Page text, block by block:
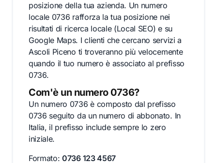
posizione della tua azienda. Un numero
locale 0736 rafforza la tua posizione nei
risultati di ricerca locale (Local SEO) e su
Google Maps. I clienti che cercano servizi a
Ascoli Piceno ti troveranno più velocemente
quando il tuo numero è associato al prefisso
0736.
Com'è un numero 0736?
Un numero 0736 è composto dal prefisso
0736 seguito da un numero di abbonato. In
Italia, il prefisso include sempre lo zero
iniziale.
Formato:0736 123 4567